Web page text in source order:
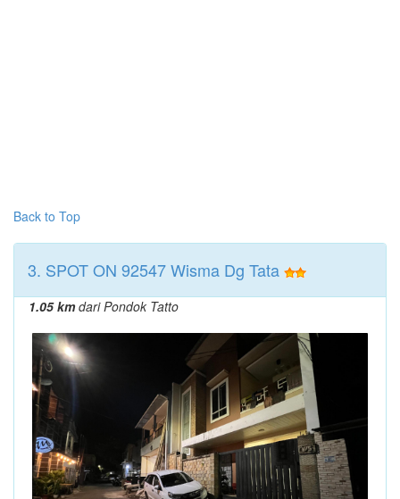
Back to Top
3. SPOT ON 92547 Wisma Dg Tata
1.05 kmdari Pondok Tatto